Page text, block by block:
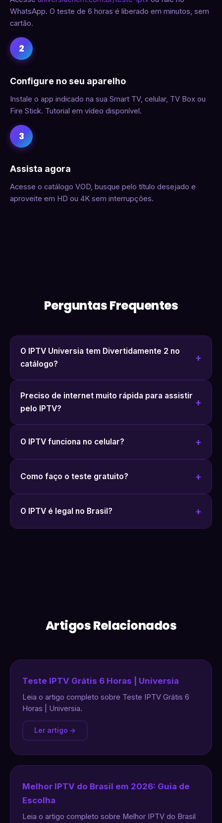
WhatsApp. O teste de 6 horas é liberado em minutos, sem
cartão.
2
Configure no seu aparelho
Instale o app indicado na sua Smart TV, celular, TV Box ou
Fire Stick. Tutorial em vídeo disponível.
3
Assista agora
Acesse o catálogo VOD, busque pelo título desejado e
aproveite em HD ou 4K sem interrupções.
Perguntas Frequentes
O IPTV Universia tem Divertidamente 2 no
catálogo?
Preciso de internet muito rápida para assistir
pelo IPTV?
O IPTV funciona no celular?
Como faço o teste gratuito?
O IPTV é legal no Brasil?
Artigos Relacionados
Teste IPTV Grátis 6 Horas | Universia
Leia o artigo completo sobre Teste IPTV Grátis 6
Horas | Universia.
Ler artigo →
Melhor IPTV do Brasil em 2026: Guia de
Escolha
Leia o artigo completo sobre Melhor IPTV do Brasil